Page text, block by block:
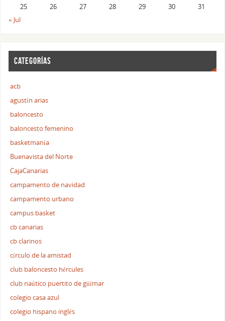
25
26 27 28 29 30
31
« Jul
CATEGORÍAS
acb
agustín arias
baloncesto
baloncesto femenino
basketmanía
Buenavista del Norte
CajaCanarias
campamento de navidad
campamento urbano
campus basket
cb canarias
cb clarinos
círculo de la amistad
club baloncesto hércules
club naútico puertito de güímar
colegio casa azul
colegio hispano inglés